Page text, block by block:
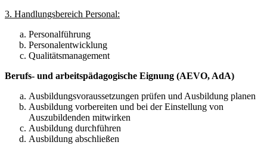
3. Handlungsbereich Personal:
Personalführung
Personalentwicklung
Qualitätsmanagement
Berufs- und arbeitspädagogische Eignung (AEVO, AdA)
Ausbildungsvoraussetzungen prüfen und Ausbildung planen
Ausbildung vorbereiten und bei der Einstellung von
Auszubildenden mitwirken
Ausbildung durchführen
Ausbildung abschließen